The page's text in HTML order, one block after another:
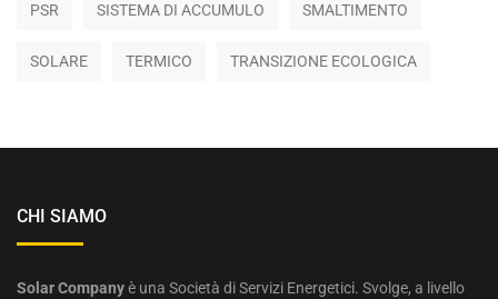
PSR SISTEMA DI ACCUMULO SMALTIMENTO
SOLARE TERMICO TRANSIZIONE ECOLOGICA
CHI SIAMO
Solar Companyè una Società di Servizi Energetici. Svolge, a livello